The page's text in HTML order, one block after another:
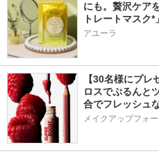
にも。贅沢ケア
トレートマスク*」
アユーラ
【30名様にプ
ロスでぷるんと
合でフレッシュ
メイクアップフォ